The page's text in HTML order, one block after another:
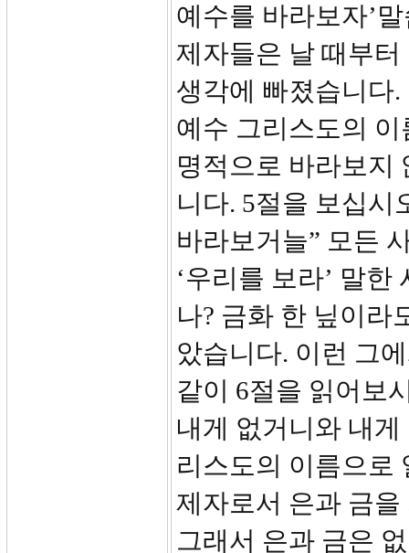
예수를 바라보자’
제자들은 날 때부
생각에 빠졌습니다
예수 그리스도의
명적으로 바라보지
니다. 5절을 보십시
바라보거늘” 모든
‘우리를 보라’ 말한
나? 금화 한 닢이라
았습니다. 이런 그
같이 6절을 읽어보
내게 없거니와 내
리스도의 이름으로
제자로서 은과 금
그래서 은과 금은